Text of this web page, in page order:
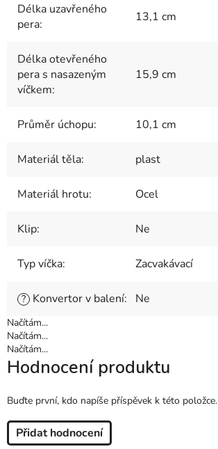
Délka uzavřeného
pera: 13,1 cm
Délka otevřeného
pera s nasazeným
víčkem:
15,9 cm
Průměr úchopu: 10,1 cm
Materiál těla: plast
Materiál hrotu: Ocel
Klip: Ne
Typ víčka: Zacvakávací
? Konvertor v balení: Ne
Načítám...
Načítám...
Načítám...
Hodnocení produktu
Buďte první, kdo napíše příspěvek k této položce.
Přidat hodnocení